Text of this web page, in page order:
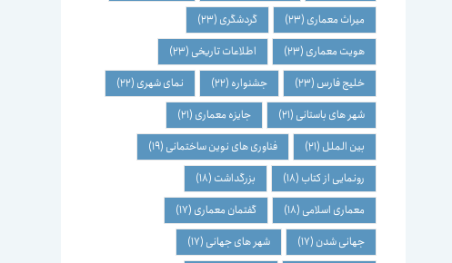
میراث معماری (23) گردشگری (23)
هویت معماری (23) اطلاعات تاریخی (23)
خلیج فارس (23) جشنواره (22) نمای شهری (22)
شهر های باستانی (21) جایزه معماری (21)
بین الملل (21) فناوری های نوین ساختمانی (19)
رونمایی از کتاب (18) بزرگداشت (18)
معماری اسلامی (18) گفتمان معماری (17)
جهانی شدن (17) شهر های جهانی (17)